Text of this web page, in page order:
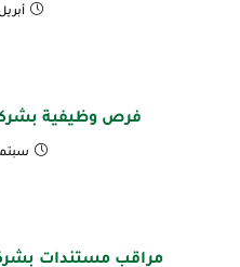
أبريل 24,
فرص وظيفية
سبتمبر 15,
مراقب مستندات